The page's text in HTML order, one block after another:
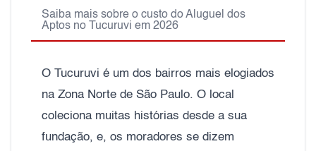
Saiba mais sobre o custo do Aluguel dos
Aptos no Tucuruvi em 2026
O Tucuruvi é um dos bairros mais elogiados
na Zona Norte de São Paulo. O local
coleciona muitas histórias desde a sua
fundação, e, os moradores se dizem